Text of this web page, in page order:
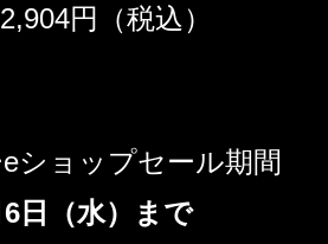
円（税込）
ショップセール期間
6日（水）まで